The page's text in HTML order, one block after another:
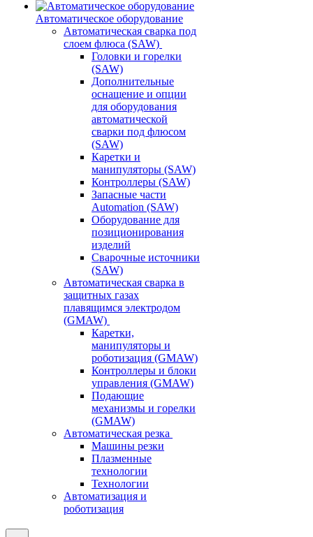
Автоматическое оборудование
Автоматическая сварка под
слоем флюса (SAW)
Головки и горелки
(SAW)
Дополнительные
оснащение и опции
для оборудования
автоматической
сварки под флюсом
(SAW)
Каретки и
манипуляторы (SAW)
Контроллеры (SAW)
Запасные части
Automation (SAW)
Оборудование для
позиционирования
изделий
Сварочные источники
(SAW)
Автоматическая сварка в
защитных газах
плавящимся электродом
(GMAW)
Каретки,
манипуляторы и
роботизация (GMAW)
Контроллеры и блоки
управления (GMAW)
Подающие
механизмы и горелки
(GMAW)
Автоматическая резка
Машины резки
Плазменные
технологии
Технологии
Автоматизация и
роботизация